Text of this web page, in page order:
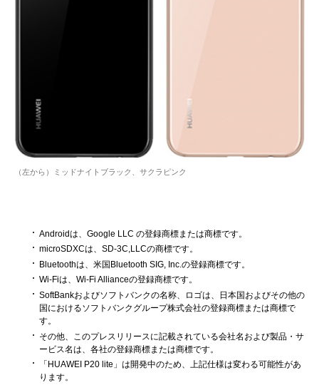
（左から）ミッドナイトブラック、サクラピンク
Androidは、Google LLC の登録商標または商標です。
microSDXCは、SD-3C,LLCの商標です。
Bluetoothは、米国Bluetooth SIG, Inc.の登録商標です。
Wi-Fiは、Wi-Fi Allianceの登録商標です。
SoftBankおよびソフトバンクの名称、ロゴは、日本国およびその他の
国におけるソフトバンクグループ株式会社の登録商標または商標で
す。
その他、このプレスリリースに記載されている会社名および製品・サ
ービス名は、各社の登録商標または商標です。
「HUAWEI P20 lite」は開発中のため、上記仕様は変わる可能性があ
ります。